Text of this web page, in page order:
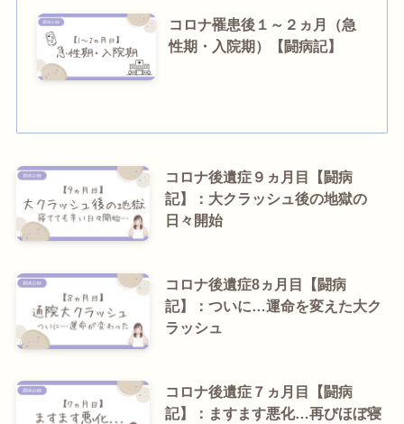
コロナ罹患後１～２ヵ月（急
性期・入院期）【闘病記】
コロナ後遺症９ヵ月目【闘病
記】：大クラッシュ後の地獄の
日々開始
コロナ後遺症8ヵ月目【闘病
記】：ついに…運命を変えた大ク
ラッシュ
コロナ後遺症７ヵ月目【闘病
記】：ますます悪化…再びほぼ寝